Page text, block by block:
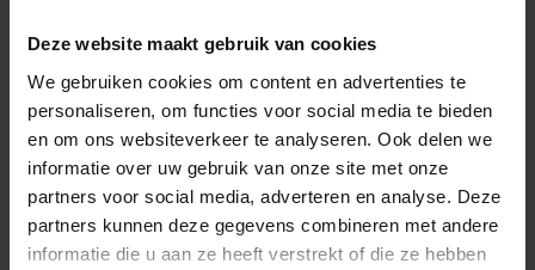
Deze website maakt gebruik van cookies
We gebruiken cookies om content en advertenties te
personaliseren, om functies voor social media te bieden
en om ons websiteverkeer te analyseren. Ook delen we
informatie over uw gebruik van onze site met onze
partners voor social media, adverteren en analyse. Deze
partners kunnen deze gegevens combineren met andere
informatie die u aan ze heeft verstrekt of die ze hebben